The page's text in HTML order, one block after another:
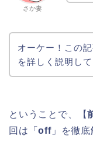
さか妻
オーケー！この
を詳しく説明して
ということで、【
回は「off」を徹底